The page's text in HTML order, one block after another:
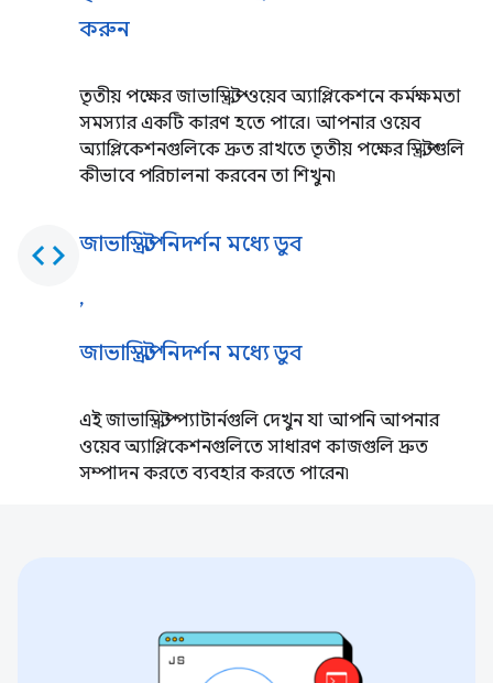
করুন
তৃতীয় পক্ষের জাভাস্ক্রিপ্ট ওয়েব অ্যাপ্লিকেশনে কর্মক্ষমতা
সমস্যার একটি কারণ হতে পারে। আপনার ওয়েব
অ্যাপ্লিকেশনগুলিকে দ্রুত রাখতে তৃতীয় পক্ষের স্ক্রিপ্টগুলি
কীভাবে পরিচালনা করবেন তা শিখুন৷
code জাভাস্ক্রিপ্ট নিদর্শন মধ্যে ডুব
,
জাভাস্ক্রিপ্ট নিদর্শন মধ্যে ডুব
এই জাভাস্ক্রিপ্ট প্যাটার্নগুলি দেখুন যা আপনি আপনার
ওয়েব অ্যাপ্লিকেশনগুলিতে সাধারণ কাজগুলি দ্রুত
সম্পাদন করতে ব্যবহার করতে পারেন৷